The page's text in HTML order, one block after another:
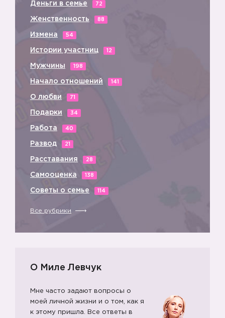
Деньги в семье 72
Женственность 88
Измена 54
Истории участниц 12
Мужчины 198
Начало отношений 141
О любви 71
Подарки 34
Работа 40
Развод 21
Расставания 28
Самооценка 138
Советы о семье 114
Все рубрики
О Миле Левчук
Мне часто задают вопросы о
моей личной жизни и о том, как я
к этому пришла. Все ответы в